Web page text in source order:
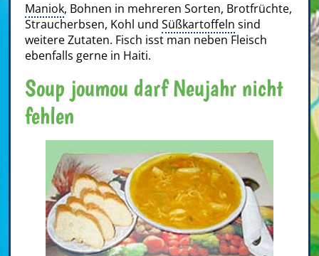
Maniok, Bohnen in mehreren Sorten, Brotfrüchte,
Straucherbsen, Kohl und Süßkartoffeln sind
weitere Zutaten. Fisch isst man neben Fleisch
ebenfalls gerne in Haiti.
Soup joumou darf Neujahr nicht
fehlen